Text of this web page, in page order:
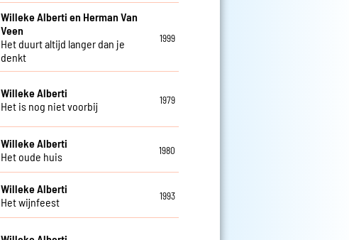
Willeke Alberti en Herman Van
Veen
Het duurt altijd langer dan je
denkt
1999
Willeke Alberti
Het is nog niet voorbij
1979
Willeke Alberti
Het oude huis
1980
Willeke Alberti
Het wijnfeest
1993